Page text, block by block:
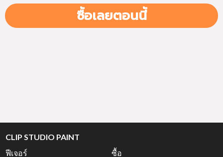
ซื้อเลยตอนนี้
CLIP STUDIO PAINT
ฟีเจอร์
ซื้อ